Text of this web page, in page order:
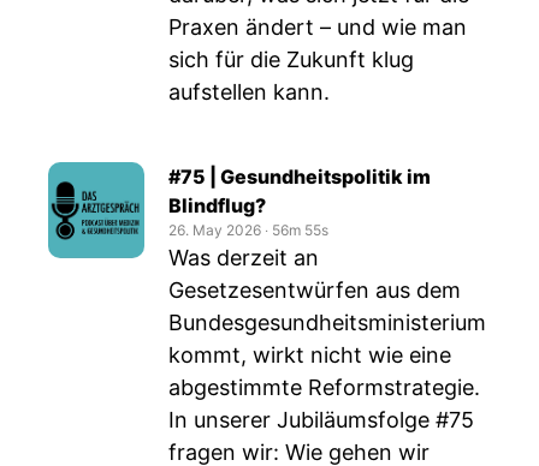
Praxen ändert – und wie man
sich für die Zukunft klug
aufstellen kann.
#75 | Gesundheitspolitik im
Blindflug?
26. May 2026 ‧ 56m 55s
Was derzeit an
Gesetzesentwürfen aus dem
Bundesgesundheitsministerium
kommt, wirkt nicht wie eine
abgestimmte Reformstrategie.
In unserer Jubiläumsfolge #75
fragen wir: Wie gehen wir